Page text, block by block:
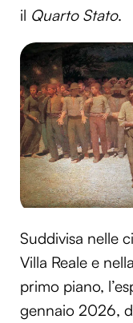
il Quarto Stato.
Suddivisa nelle
Villa Reale e
primo piano,
gennaio 2026,